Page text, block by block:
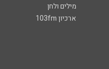
מילים ולחן
ארכיון 103fm